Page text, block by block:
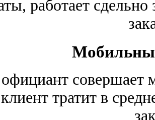
работает
совершает
тратит в